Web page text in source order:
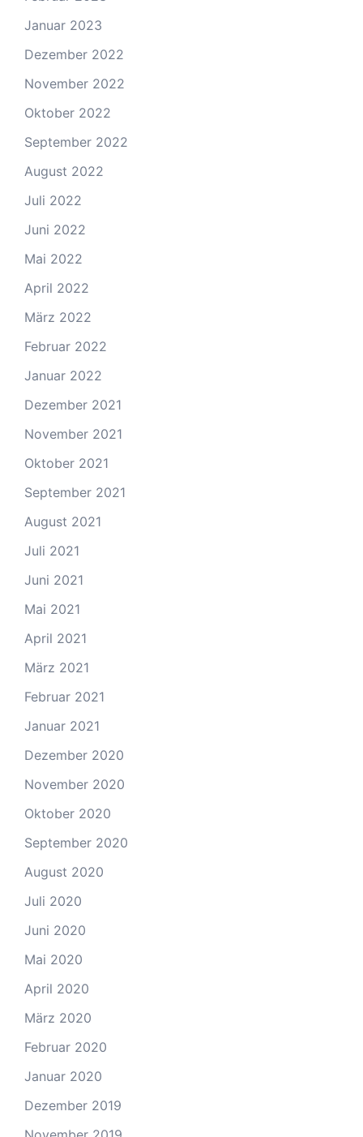
Januar 2023
Dezember 2022
November 2022
Oktober 2022
September 2022
August 2022
Juli 2022
Juni 2022
Mai 2022
April 2022
März 2022
Februar 2022
Januar 2022
Dezember 2021
November 2021
Oktober 2021
September 2021
August 2021
Juli 2021
Juni 2021
Mai 2021
April 2021
März 2021
Februar 2021
Januar 2021
Dezember 2020
November 2020
Oktober 2020
September 2020
August 2020
Juli 2020
Juni 2020
Mai 2020
April 2020
März 2020
Februar 2020
Januar 2020
Dezember 2019